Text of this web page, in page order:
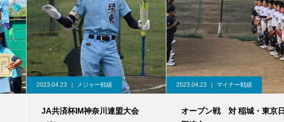
2023.04.23 メジャー戦績
JA共済杯IM神奈川連盟大会
2023.04.23 マイナー戦績
オープン戦 対 稲城・東京日